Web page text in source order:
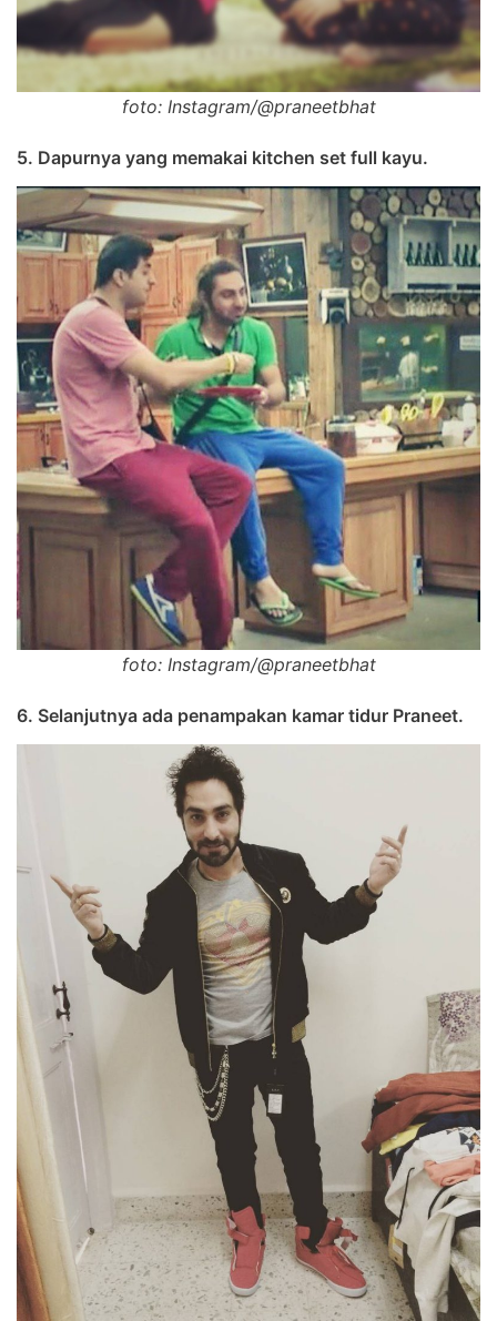
foto: Instagram/@praneetbhat
5. Dapurnya yang memakai kitchen set full kayu.
foto: Instagram/@praneetbhat
6. Selanjutnya ada penampakan kamar tidur Praneet.